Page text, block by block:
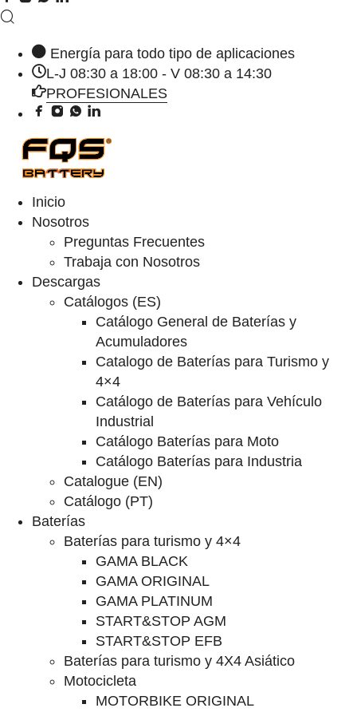
Energía para todo tipo de aplicaciones
L-J 08:30 a 18:00 - V 08:30 a 14:30
PROFESIONALES
Inicio
Nosotros
Preguntas Frecuentes
Trabaja con Nosotros
Descargas
Catálogos (ES)
Catálogo General de Baterías y
Acumuladores
Catalogo de Baterías para Turismo y
4×4
Catálogo de Baterías para Vehículo
Industrial
Catálogo Baterías para Moto
Catálogo Baterías para Industria
Catalogue (EN)
Catálogo (PT)
Baterías
Baterías para turismo y 4×4
GAMA BLACK
GAMA ORIGINAL
GAMA PLATINUM
START&STOP AGM
START&STOP EFB
Baterías para turismo y 4X4 Asiático
Motocicleta
MOTORBIKE ORIGINAL